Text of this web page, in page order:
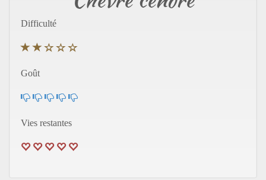
Difficulté
Goût
Vies restantes